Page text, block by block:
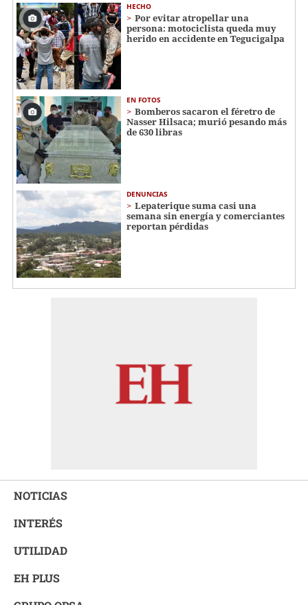
HECHO
Por evitar atropellar una
persona: motociclista queda muy
herido en accidente en Tegucigalpa
EN FOTOS
Bomberos sacaron el féretro de
Nasser Hilsaca; murió pesando más
de 630 libras
DENUNCIAS
Lepaterique suma casi una
semana sin energía y comerciantes
reportan pérdidas
NOTICIAS
INTERÉS
UTILIDAD
EH PLUS